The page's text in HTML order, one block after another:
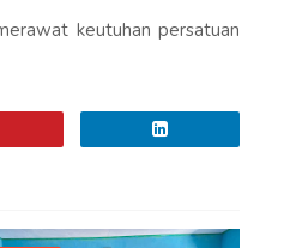
keutuhan persatuan